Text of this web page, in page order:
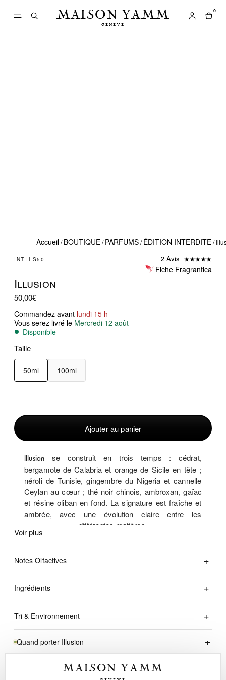
Accueil/BOUTIQUE/PARFUMS/ÉDITION INTERDITE/
INT-ILS50 2 Avis
Fiche Fragrantica
Illusion
50,00€
Commandez avant lundi 15 h
Vous serez livré le Mercredi 12 août
Disponible
Taille
50ml 100ml
de
Illusion
Ajouter au panier
Illusion se construit en trois temps : cédrat,
bergamote de Calabria et orange de Sicile en tête ;
néroli de Tunisie, gingembre du Nigeria et cannelle
Ceylan au cœur ; thé noir chinois, ambroxan, gaïac
et résine oliban en fond. La signature est fraîche et
ambrée, avec une évolution claire entre les
différentes matières.
Imagination
Louis Vuitton :
matières et
équilibre
Imagination Louis Vuittonconstitue le point de départ
olfactif. Dans Illusion, la construction met en avant
Voir plus
Notes Olfactives
Ingrédients
Tri & Environnement
Boîte carton :
Blister / calage :à séparer de la boîte et déposer selon les
Quand porter Illusion +
MAISON YAMM
GENEVE
0
MAISON YAMM